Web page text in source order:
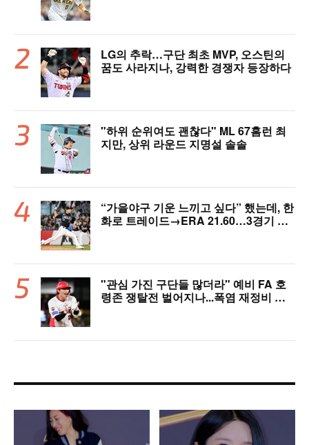
LG의 추락…구단 최초 MVP, 오스틴의
꿈도 사라지나, 강력한 경쟁자 등장하다
"하위 순위여도 괜찮다" ML 67홈런 최
지만, 상위 라운드 지명설 솔솔
“가을야구 기운 느끼고 싶다” 했는데, 한
화로 트레이드→ERA 21.60…3경기 만
"관심 가진 구단들 많더라" 예비 FA 호
령존 쟁탈전 벌어지나...폭염 재정비 타